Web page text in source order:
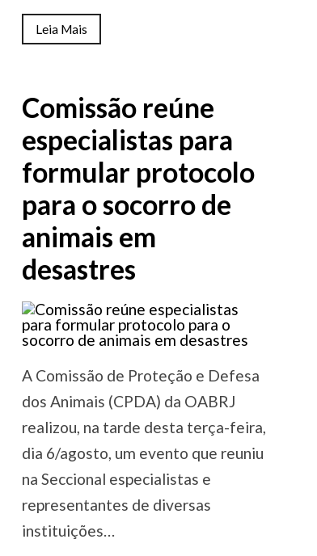
Leia Mais
Comissão reúne
especialistas para
formular protocolo
para o socorro de
animais em
desastres
A Comissão de Proteção e Defesa
dos Animais (CPDA) da OABRJ
realizou, na tarde desta terça-feira,
dia 6/agosto, um evento que reuniu
na Seccional especialistas e
representantes de diversas
instituições…